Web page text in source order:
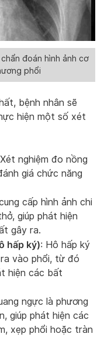
đoán hình ảnh cơ
phổi
bệnh nhân sẽ
hiện một số xét
nghiệm đo nồng
giá chức năng
cấp hình ảnh chi
giúp phát hiện
gây ra.
hấp ký): Hô hấp ký
vào phổi, từ đó
hiện các bất
ngực là phương
giúp phát hiện các
xẹp phổi hoặc tràn